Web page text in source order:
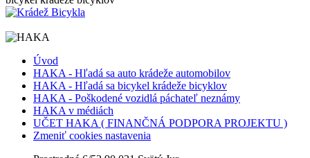
Úvod
HAKA - Hľadá sa auto krádeže automobilov
HAKA - Hľadá sa bicykel krádeže bicyklov
HAKA - Poškodené vozidlá páchateľ neznámy
HAKA v médiách
UČET HAKA ( FINANČNÁ PODPORA PROJEKTU )
Zmeniť cookies nastavenia